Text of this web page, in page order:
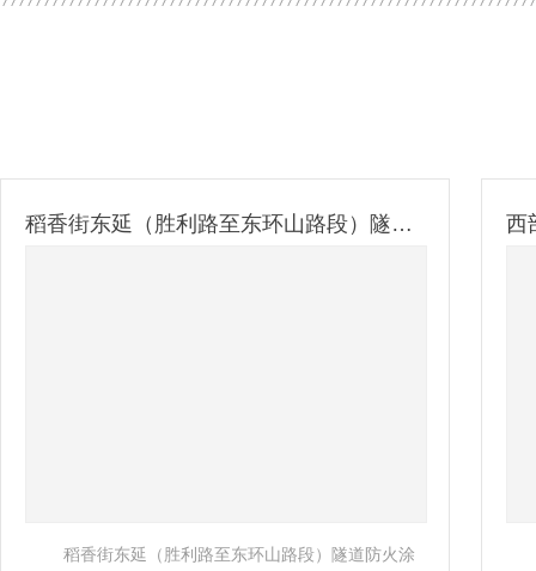
稻香街东延（胜利路至东环山路段）隧道防火涂装建设工程
 稻香街东延（胜利路至东环山路段）隧道防火涂
西